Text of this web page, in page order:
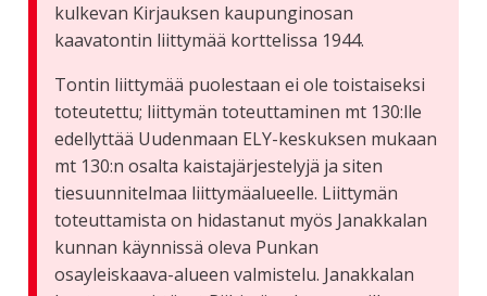
kulkevan Kirjauksen kaupunginosan
kaavatontin liittymää korttelissa 1944.
Tontin liittymää puolestaan ei ole toistaiseksi
toteutettu; liittymän toteuttaminen mt 130:lle
edellyttää Uudenmaan ELY-keskuksen mukaan
mt 130:n osalta kaistajärjestelyjä ja siten
tiesuunnitelmaa liittymäalueelle. Liittymän
toteuttamista on hidastanut myös Janakkalan
kunnan käynnissä oleva Punkan
osayleiskaava-alueen valmistelu. Janakkalan